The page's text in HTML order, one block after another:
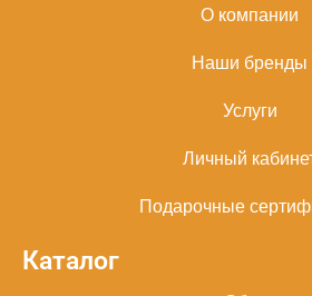
О компании
Наши бренды
Услуги
Личный
Подарочные
Каталог